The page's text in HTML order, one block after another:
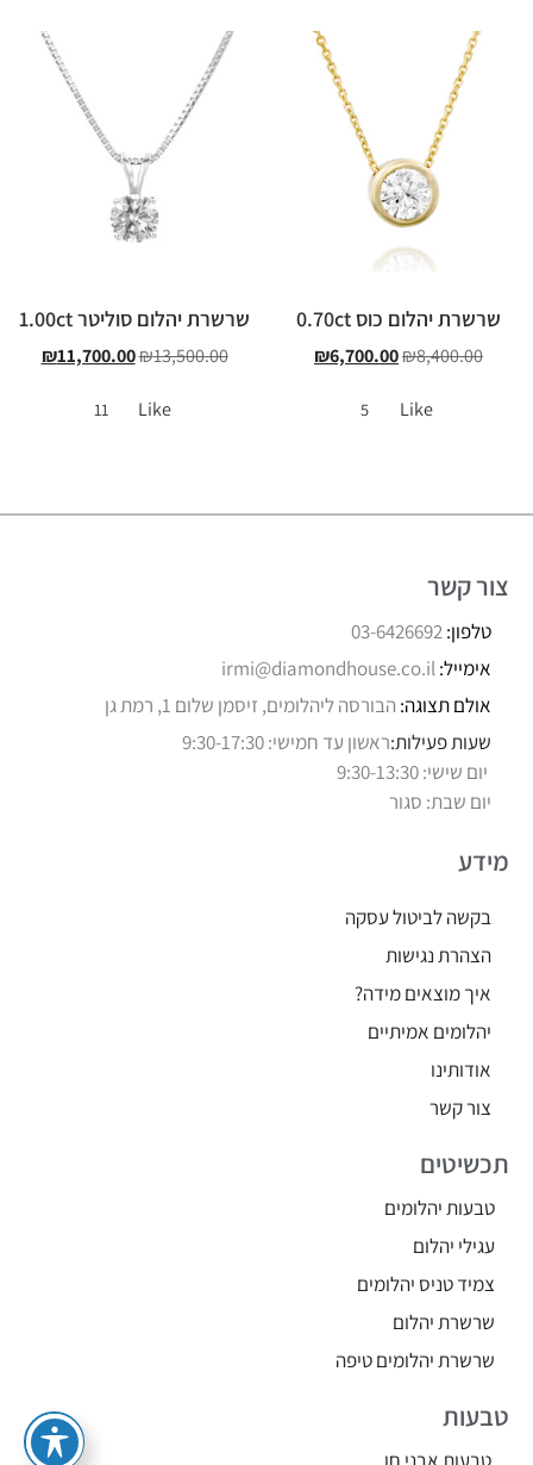
שרשרת יהלום כוס 0.70ct
₪8,400.00
₪6,700.00
Like
5
שרשרת יהלום סוליטר 1.00ct
₪13,500.00
₪11,700.00
Like
11
צור קשר
טלפון:03-6426692
אימייל:irmi@diamondhouse.co.il
אולם תצוגה: הבורסה ליהלומים, זיסמן שלום 1, רמת גן
שעות פעילות:ראשון עד חמישי: 9:30-17:30
יום שישי: 9:30-13:30
יום שבת: סגור
מידע
בקשה לביטול עסקה
הצהרת נגישות
איך מוצאים מידה?
יהלומים אמיתיים
אודותינו
צור קשר
תכשיטים
טבעות יהלומים
עגילי יהלום
צמיד טניס יהלומים
שרשרת יהלום
שרשרת יהלומים טיפה
טבעות